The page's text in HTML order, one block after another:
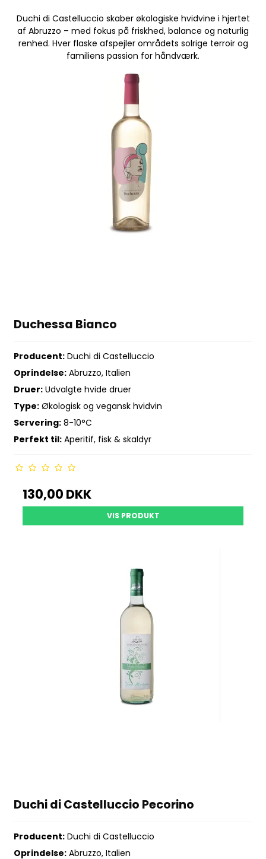
Duchi di Castelluccio skaber økologiske hvidvine i hjertet
af Abruzzo – med fokus på friskhed, balance og naturlig
renhed. Hver flaske afspejler områdets solrige terroir og
familiens passion for håndværk.
Duchessa Bianco
Producent: Duchi di Castelluccio
Oprindelse: Abruzzo, Italien
Druer: Udvalgte hvide druer
Type: Økologisk og vegansk hvidvin
Servering: 8-10°C
Perfekt til: Aperitif, fisk & skaldyr
130,00 DKK
VIS PRODUKT
Duchi di Castelluccio Pecorino
Producent: Duchi di Castelluccio
Oprindelse: Abruzzo, Italien